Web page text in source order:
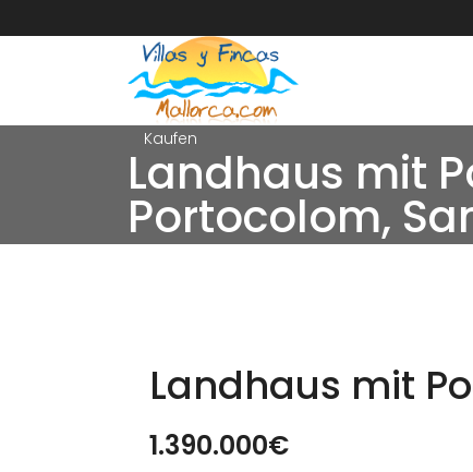
Kaufen
Landhaus mit
Portocolom,
Landhaus mit
1.390.000€